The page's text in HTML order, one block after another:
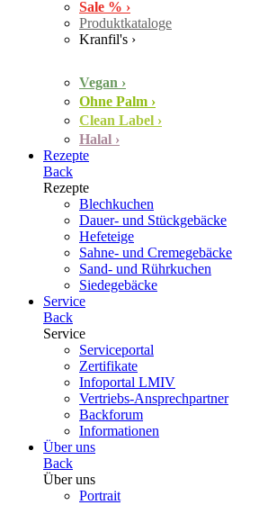
Sale % ›
Produktkataloge
Kranfil's ›
Vegan ›
Ohne Palm ›
Clean Label ›
Halal ›
Rezepte
Back
Rezepte
Blechkuchen
Dauer- und Stückgebäcke
Hefeteige
Sahne- und Cremegebäcke
Sand- und Rührkuchen
Siedegebäcke
Service
Back
Service
Serviceportal
Zertifikate
Infoportal LMIV
Vertriebs-Ansprechpartner
Backforum
Informationen
Über uns
Back
Über uns
Portrait